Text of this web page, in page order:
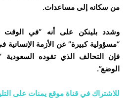
من سكانه إلى مساعدات.
وشدد بلينكن على أنه “في الوقت
“مسؤولية كبيرة” عن الأزمة الإنسانية
فإن التحالف الذي تقوده
الوضع”.
للاشتراك في قناة موقع يمنات على